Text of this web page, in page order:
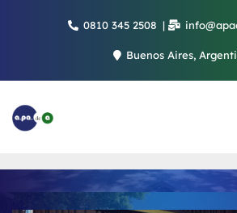
0810 345 2508
Buenos Aires,